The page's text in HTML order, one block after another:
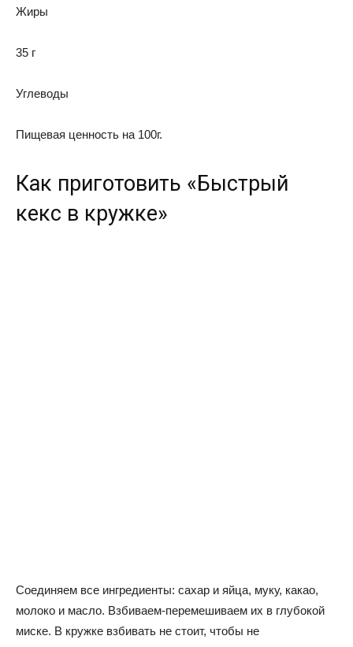
Жиры
35 г
Углеводы
Пищевая ценность на 100г.
Как приготовить «Быстрый
кекс в кружке»
Соединяем все ингредиенты: сахар и яйца, муку, какао,
молоко и масло. Взбиваем-перемешиваем их в глубокой
миске. В кружке взбивать не стоит, чтобы не